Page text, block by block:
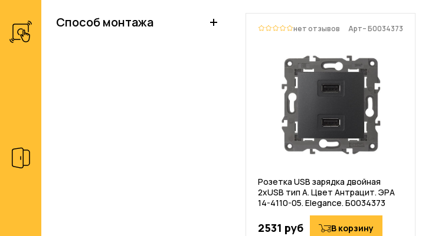
Способ монтажа нет отзывов Арт– Б0034373
Розетка USB зарядка двойная
2хUSB тип А. Цвет Антрацит. ЭРА
14-4110-05. Elegance. Б0034373
2531 руб В корзину